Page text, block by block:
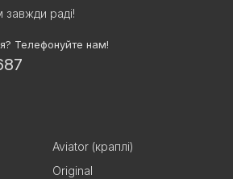
раді!
Телефонуйте нам!
Aviator (краплі)
Original